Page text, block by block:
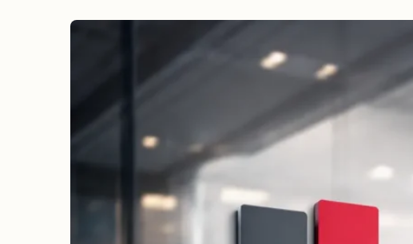
Wahlkampf auf Facebook
Reichweite & Community über
alle Altersgruppen